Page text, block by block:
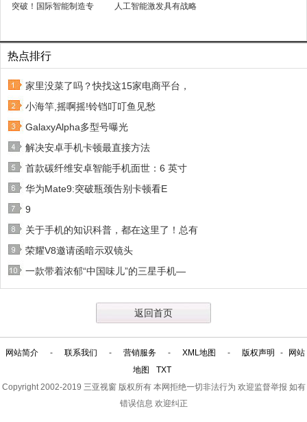
突破！国际智能制造专 人工智能激发具有战略
热点排行
家里没菜了吗？快找这15家电商平台，
小海竿,摇啊摇!铃铛叮叮鱼见愁
GalaxyAlpha多型号曝光
解决安卓手机卡顿最直接方法
首款碳纤维安卓智能手机面世：6 英寸
华为Mate9:突破瓶颈告别卡顿看E
9
关于手机的知识科普，都在这里了！总有
荣耀V8邀请函暗示双镜头
一款带着浓郁“中国味儿”的三星手机—
返回首页
网站简介 - 联系我们 - 营销服务 - XML地图 - 版权声明 -
网站
地图
TXT
Copyright 2002-2019 三亚视窗版权所有 本网拒绝一切非法行为 欢迎监督举报 如有
错误信息 欢迎纠正